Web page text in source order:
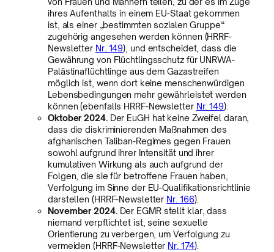
ihres Aufenthalts in einem EU-Staat gekommen
ist, als einer „bestimmten sozialen Gruppe“
zugehörig angesehen werden können (HRRF-
Newsletter Nr. 149), und entscheidet, dass die
Gewährung von Flüchtlingsschutz für UNRWA-
Palästinaflüchtlinge aus dem Gazastreifen
möglich ist, wenn dort keine menschenwürdigen
Lebensbedingungen mehr gewährleistet werden
können (ebenfalls HRRF-Newsletter Nr. 149).
Oktober 2024.Der EuGH hat keine Zweifel daran,
dass die diskriminierenden Maßnahmen des
afghanischen Taliban-Regimes gegen Frauen
sowohl aufgrund ihrer Intensität und ihrer
kumulativen Wirkung als auch aufgrund der
Folgen, die sie für betroffene Frauen haben,
Verfolgung im Sinne der EU-Qualifikationsrichtlinie
darstellen (HRRF-Newsletter Nr. 166).
November 2024.Der EGMR stellt klar, dass
niemand verpflichtet ist, seine sexuelle
Orientierung zu verbergen, um Verfolgung zu
vermeiden (HRRF-Newsletter Nr. 174).